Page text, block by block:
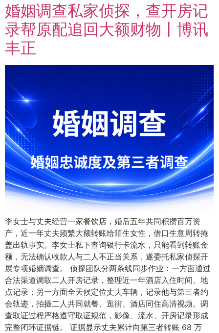
婚姻调查私家侦探，查开房记
录帮原配追回大额财物丨博讯
丰正
李女士与丈夫经营一家餐饮店，婚后五年共同积攒百万资
产，近一年丈夫频繁大额转账给陌生女性，借口生意周转掩
盖出轨事实。李女士私下查询银行卡流水，只能看到转账金
额，无法确认收款人与二人不正当关系，遂委托私家侦探开
展专项婚姻调查。 侦探团队分两条线同步作业：一方面通过
合法渠道调取二人开房记录，整理近一年酒店入住时间、地
点记录；另一方面全天候定位丈夫车辆，记录他与第三者约
会轨迹，拍摄二人共同就餐、逛街、酒店同住高清视频。调
查取证过程严格遵守取证规范，影像、流水、开房记录形成
完整闭环证据链。 证据显示丈夫累计向第三者转账 68 万